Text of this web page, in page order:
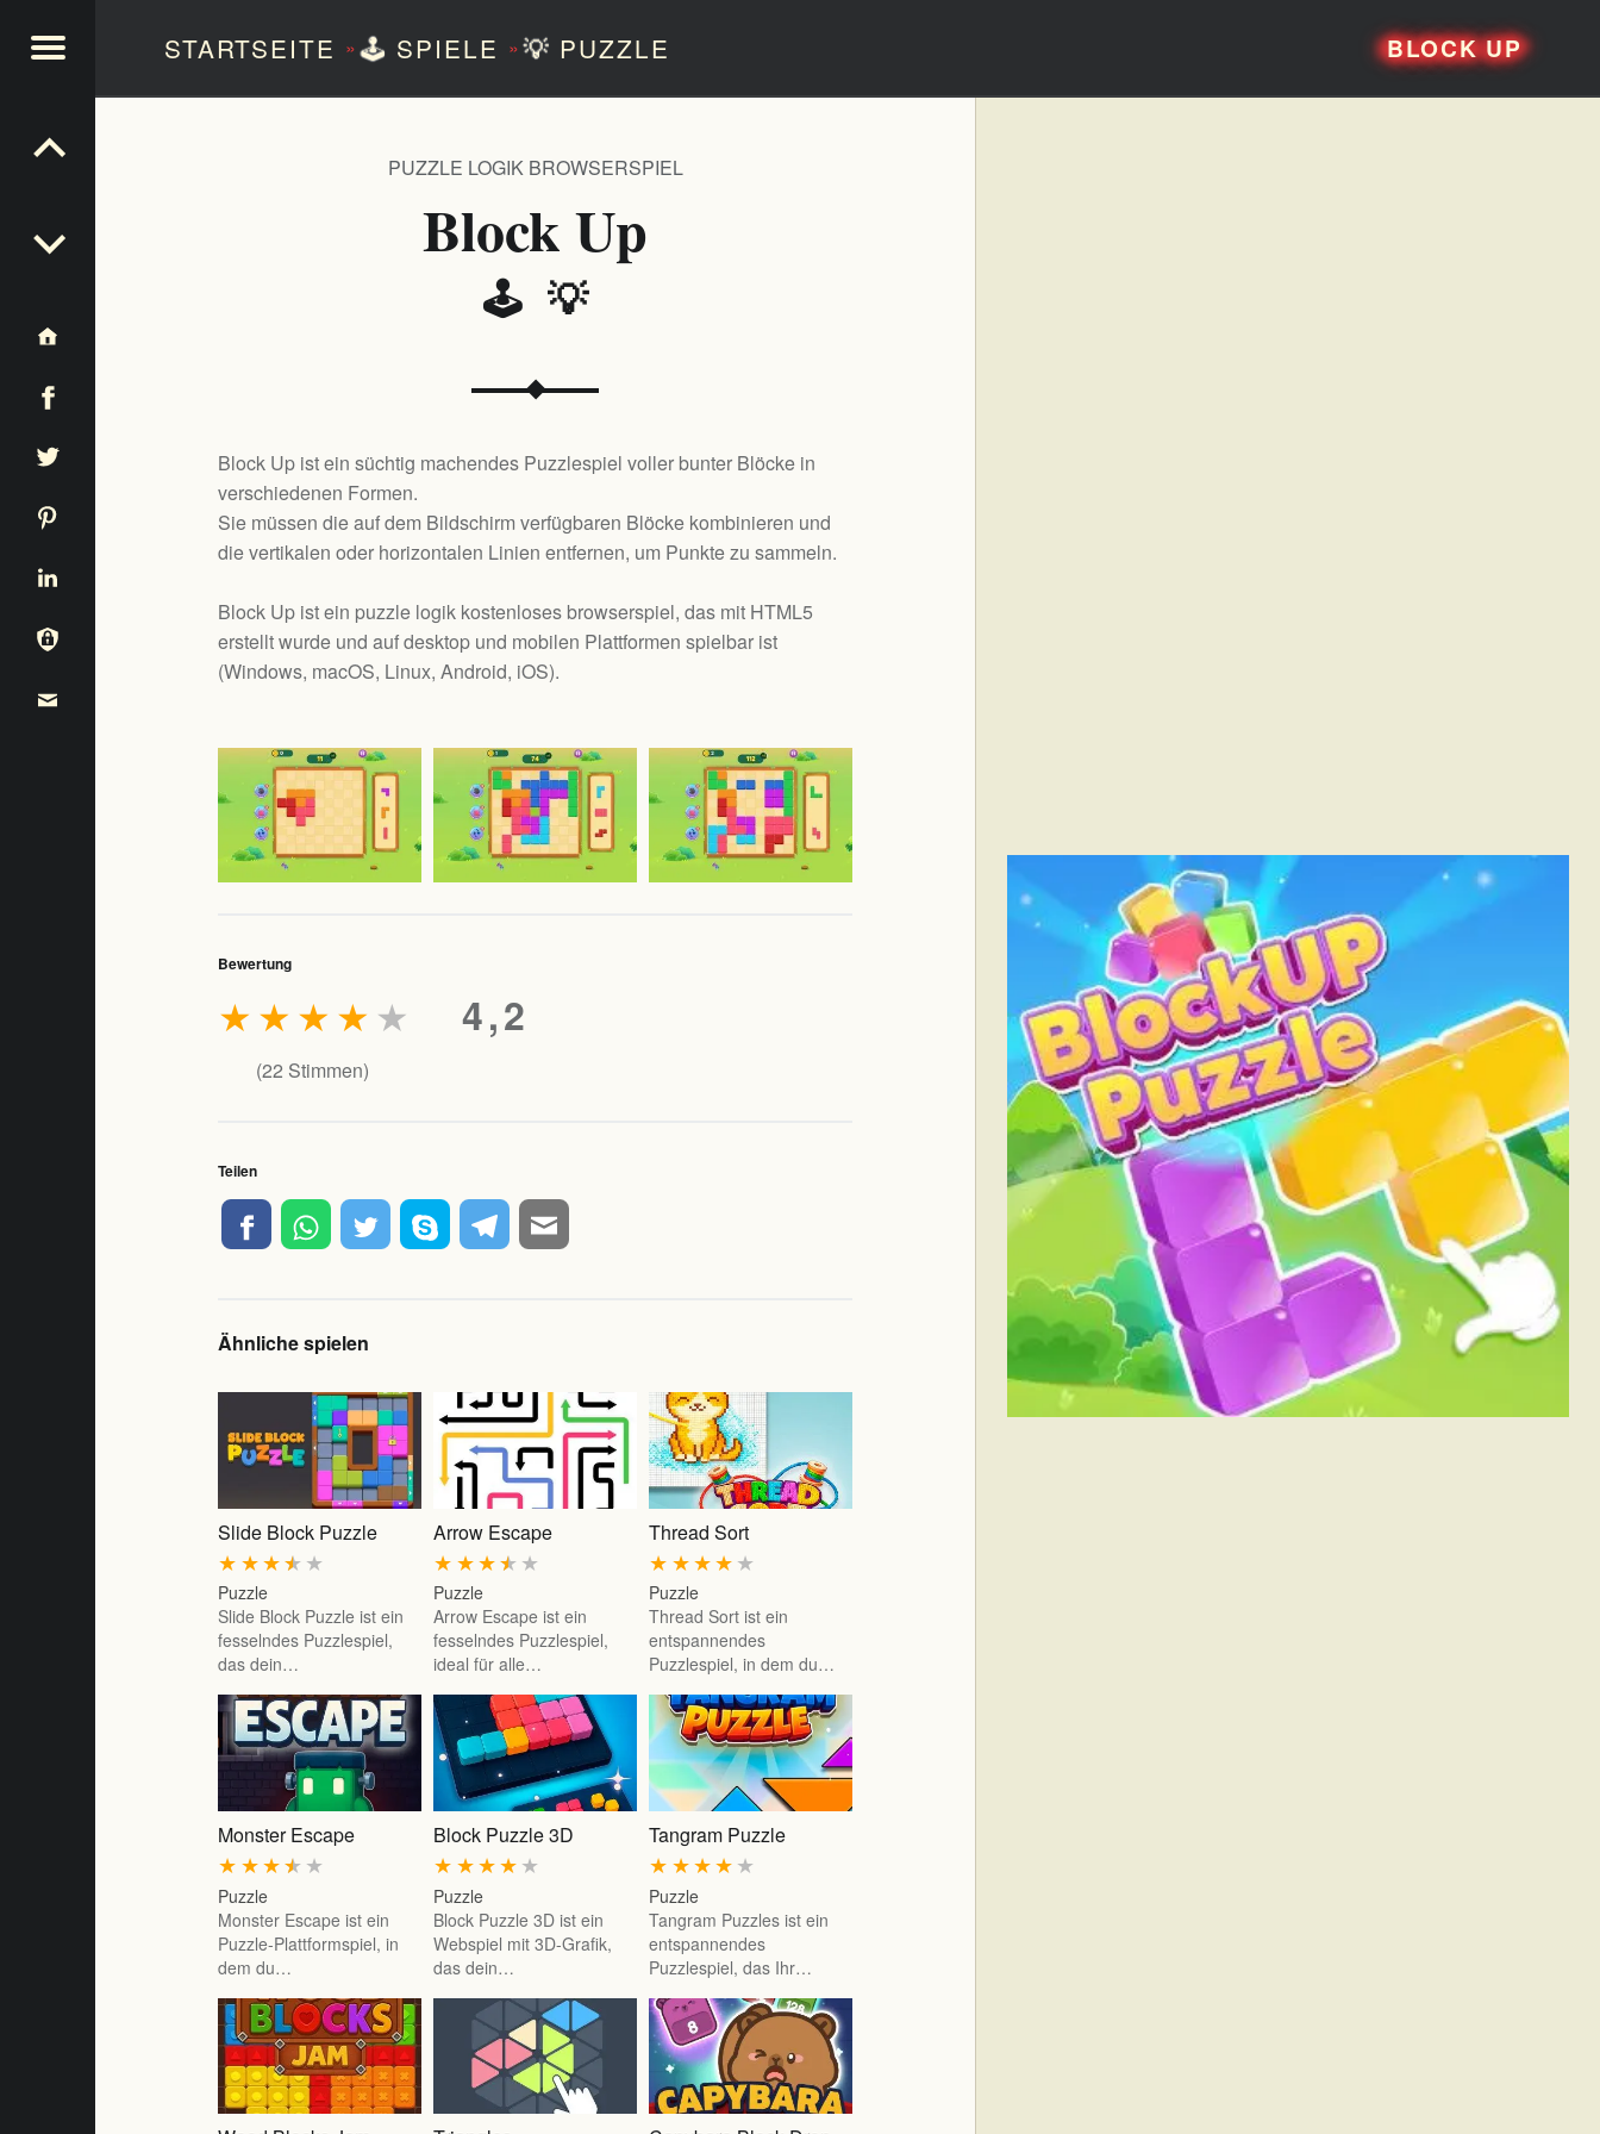
STARTSEITE »🕹️ SPIELE »💡 PUZZLE BLOCK UP
Block Up
🕹️ 💡
PUZZLE LOGIK BROWSERSPIEL
Block Up ist ein süchtig machendes Puzzlespiel voller bunter Blöcke in
verschiedenen Formen.
Sie müssen die auf dem Bildschirm verfügbaren Blöcke kombinieren und
die vertikalen oder horizontalen Linien entfernen, um Punkte zu sammeln.
Block Up ist ein puzzle logik kostenloses browserspiel, das mit HTML5
erstellt wurde und auf desktop und mobilen Plattformen spielbar ist
(Windows, macOS, Linux, Android, iOS).
Bewertung
4,2
★
★
★
★
★
(22 Stimmen)
Teilen
Ähnliche spielen
Slide Block Puzzle
★
★
★
★
★
Puzzle
Slide Block Puzzle ist ein
fesselndes Puzzlespiel,
das dein…
Arrow Escape
★
★
★
★
★
Puzzle
Arrow Escape ist ein
fesselndes Puzzlespiel,
ideal für alle…
Thread Sort
★
★
★
★
★
Puzzle
Thread Sort ist ein
entspannendes
Puzzlespiel, in dem du…
Monster Escape
★
★
★
★
★
Puzzle
Monster Escape ist ein
Puzzle-Plattformspiel, in
dem du…
Block Puzzle 3D
★
★
★
★
★
Puzzle
Block Puzzle 3D ist ein
Webspiel mit 3D-Grafik,
das dein…
Tangram Puzzle
★
★
★
★
★
Puzzle
Tangram Puzzles ist ein
entspannendes
Puzzlespiel, das Ihr…